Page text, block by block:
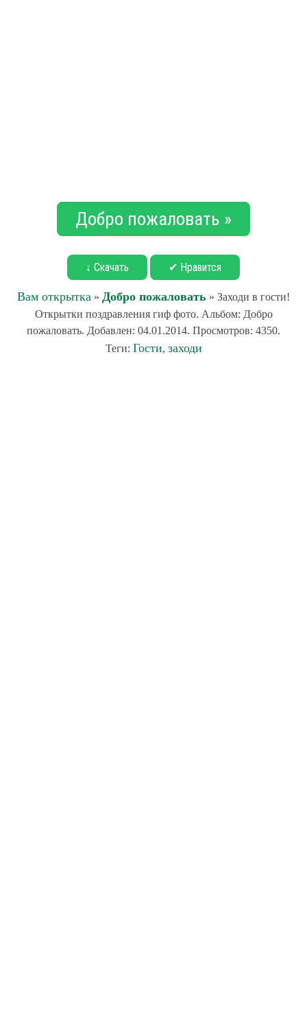
Добро пожаловать »
↓ Скачать ✔ Нравится
Вам открытка » Добро пожаловать » Заходи в гости!
Открытки поздравления гиф фото. Альбом: Добро
пожаловать. Добавлен: 04.01.2014. Просмотров: 4350.
Теги: Гости, заходи